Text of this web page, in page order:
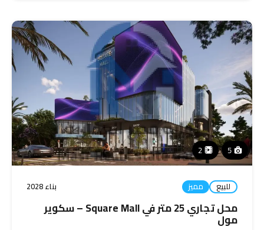
5
2
للبيع مميز بناء 2028
محل تجاري 25 متر في Square Mall – سكوير
مول